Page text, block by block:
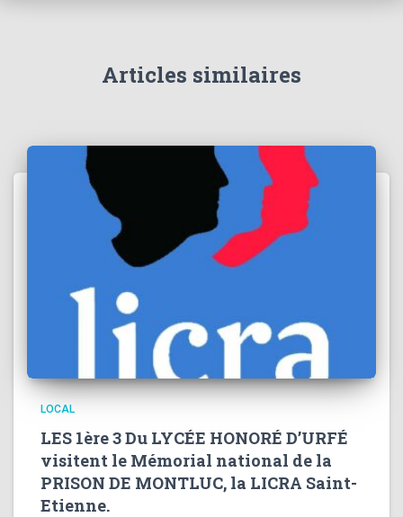
Articles similaires
LOCAL
LES 1ère 3 Du LYCÉE HONORÉ D’URFÉ
visitent le Mémorial national de la
PRISON DE MONTLUC, la LICRA Saint-
Etienne.